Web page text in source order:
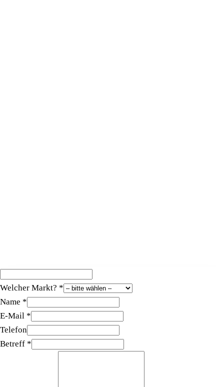
Welcher Markt? *
Name *
E-Mail *
Telefon
Betreff *